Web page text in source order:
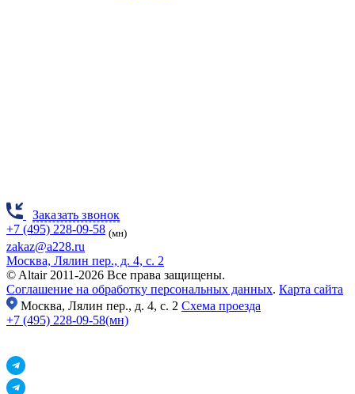
Заказать звонок
+7 (495) 228-09-58 (мн)
zakaz@a228.ru
Москва, Лялин пер., д. 4, с. 2
© Altair 2011-2026 Все права защищены.
Соглашение на обработку персональных данных. Карта сайта
Москва, Лялин пер., д. 4, с. 2 Схема проезда
+7 (495) 228-09-58(мн)